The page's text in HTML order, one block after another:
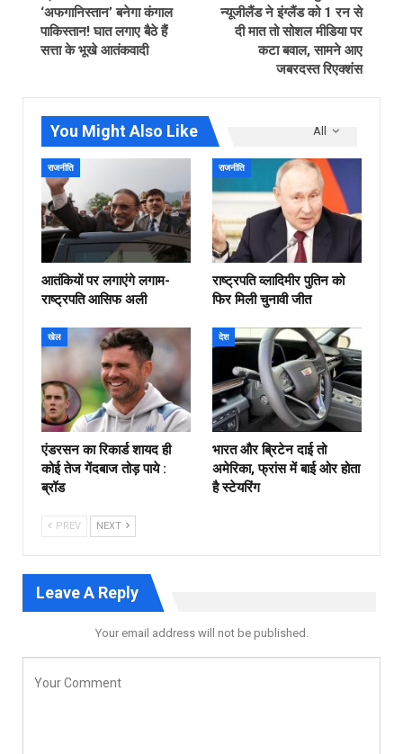
‘अफगानिस्तान’ बनेगा कंगाल
पाकिस्तान! घात लगाए बैठे हैं
सत्ता के भूखे आतंकवादी
न्यूजीलैंड ने इंग्लैंड को 1 रन से
दी मात तो सोशल मीडिया पर
कटा बवाल, सामने आए
जबरदस्त रिएक्शंस
All
You Might Also Like
राजनीति
आतंकियों पर लगाएंगे लगाम-
राष्ट्रपति आसिफ अली
राजनीति
राष्ट्रपति व्लादिमीर पुतिन को
फिर मिली चुनावी जीत
खेल
एंडरसन का रिकार्ड शायद ही
कोई तेज गेंदबाज तोड़ पाये :
ब्रॉड
देश
भारत और ब्रिटेन दाई तो
अमेरिका, फ्रांस में बाई ओर होता
है स्टेयरिंग
PREV NEXT
Leave A Reply
Your email address will not be published.